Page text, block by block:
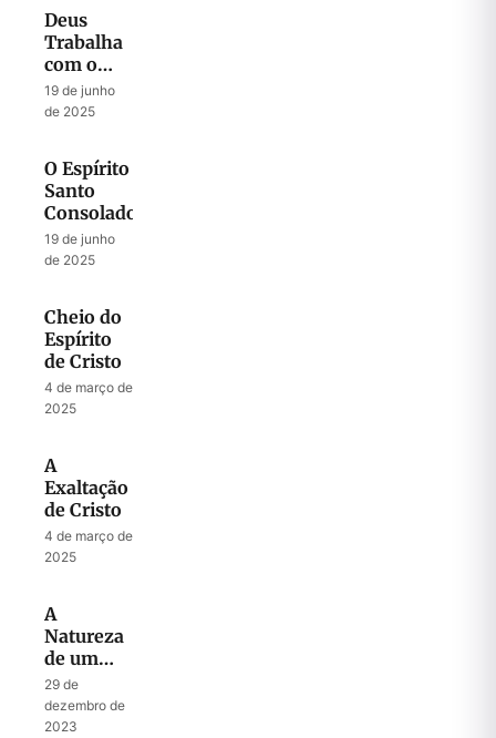
Deus
Trabalha
com o
Quebrantado
19 de junho
de 2025
O Espírito
Santo
Consolador
19 de junho
de 2025
Cheio do
Espírito
de Cristo
4 de março de
2025
A
Exaltação
de Cristo
4 de março de
2025
A
Natureza
de um
Avivamento
Enviado
por Deus
29 de
dezembro de
2023